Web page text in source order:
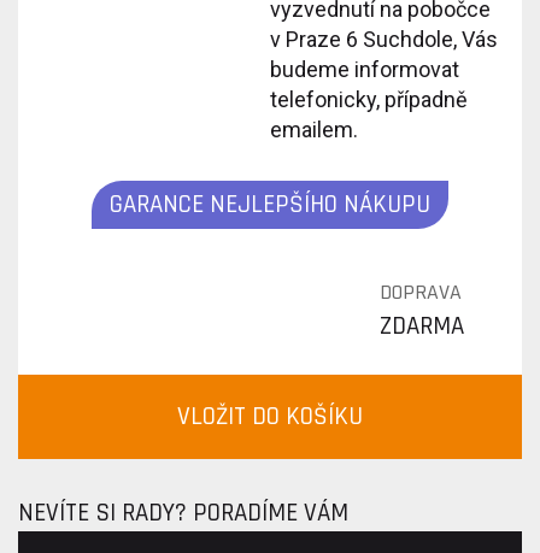
vyzvednutí na pobočce
v Praze 6 Suchdole, Vás
budeme informovat
telefonicky, případně
emailem.
GARANCE NEJLEPŠÍHO NÁKUPU
DOPRAVA
ZDARMA
VLOŽIT DO KOŠÍKU
NEVÍTE SI RADY? PORADÍME VÁM